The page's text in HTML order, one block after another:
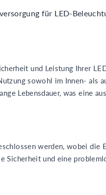
für LED-
und Leistung Ihrer
sowohl im Innen- als
Lebensdauer, was eine
werden, wobei die
Sicherheit und eine